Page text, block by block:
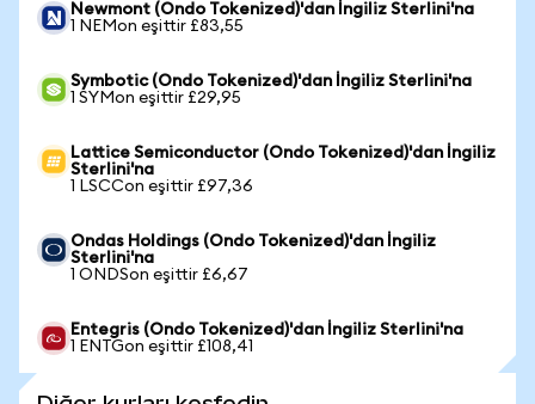
Newmont (Ondo Tokenized)'dan İngiliz Sterlini'na
1 NEMon eşittir £83,55
Symbotic (Ondo Tokenized)'dan İngiliz Sterlini'na
1 SYMon eşittir £29,95
Lattice Semiconductor (Ondo Tokenized)'dan İngiliz
Sterlini'na
1 LSCCon eşittir £97,36
Ondas Holdings (Ondo Tokenized)'dan İngiliz
Sterlini'na
1 ONDSon eşittir £6,67
Entegris (Ondo Tokenized)'dan İngiliz Sterlini'na
1 ENTGon eşittir £108,41